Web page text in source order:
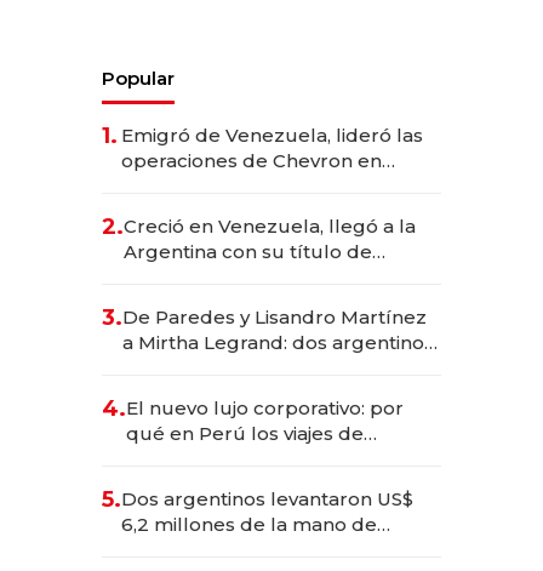
Popular
1. Emigró de Venezuela, lideró las
operaciones de Chevron en
2.Creció en Venezuela, llegó a la
Argentina con su título de
las marcas "fast premium"
3.De Paredes y Lisandro Martínez
a Mirtha Legrand: dos argentinos
4.El nuevo lujo corporativo: por
qué en Perú los viajes de
para convertirse en experiencias
transformadoras
5.Dos argentinos levantaron US$
6,2 millones de la mano de